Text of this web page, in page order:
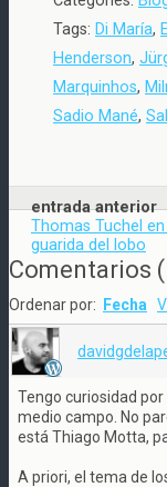
Tags: Di María,
Henderson,
Marquinhos,
Sadio Mané,
entrada anterior
Thomas Tuchel
guarida del lobo
Comentarios (
Ordenar por: Fecha
Tengo curiosidad
medio campo. No
está Thiago Motta,
A priori, el tema de